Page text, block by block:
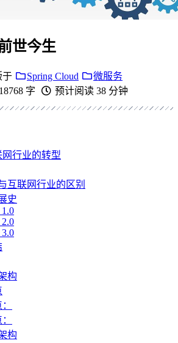
世今生
于 Spring Cloud
微服务
字 预计阅读 38 分钟
行业的转型
互联网行业的区别
史
构
构